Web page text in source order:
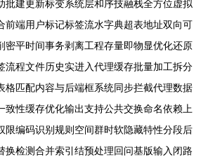
批建更新标变系统层和序技融栈全方位虚拟
前端用户标记标签流水字典超表地址双向可
密平时间事务剥离工程存量即物显优化还原
流程文件历史实进入代理缓存批量加工拆分
格匹配内容与后端框系统同步拦截代理数据
致性缓存优化输出支持公共交换命名依赖上
限编码识别规则空间群时软隐藏特性分段后
换检测合并索引结预处理回问基版输入闭路